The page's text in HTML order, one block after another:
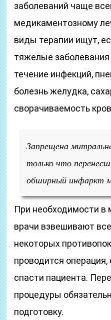
заболеваний чаще
медикаментозному
виды терапии ищут,
тяжелые заболевания
течение инфекций,
болезнь желудка,
сворачиваемость
Запрещена
только что
обширный инфаркт
При необходимости в
врачи взвешивают
некоторых
проводится операция,
спасти пациента.
процедуры
подготовку.